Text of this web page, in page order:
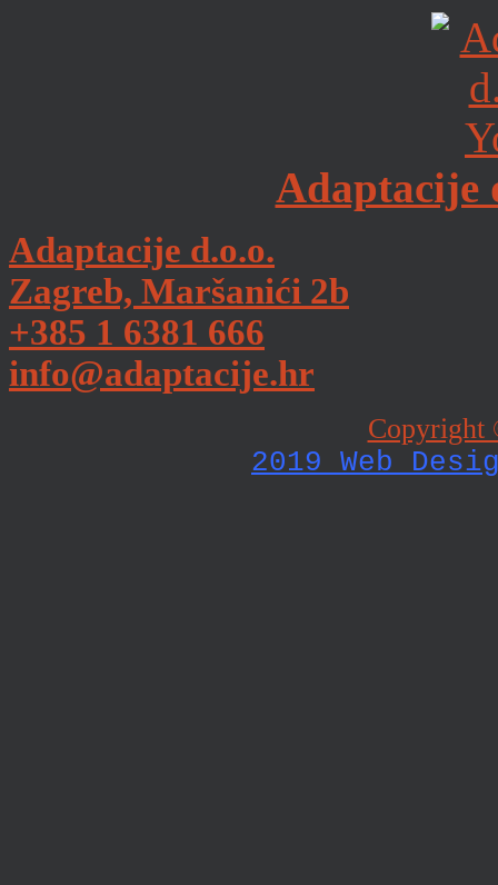
Adaptacije
Adaptacije d.o.o.
Zagreb, Maršanići 2b
+385 1 6381 666
info@adaptacije.hr
Copyright
2019 Web